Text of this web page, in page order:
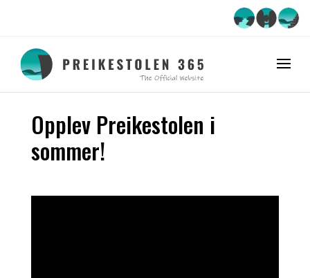
Nachrichten
Opplev Preikestolen i
sommer!